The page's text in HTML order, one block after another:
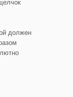
должен